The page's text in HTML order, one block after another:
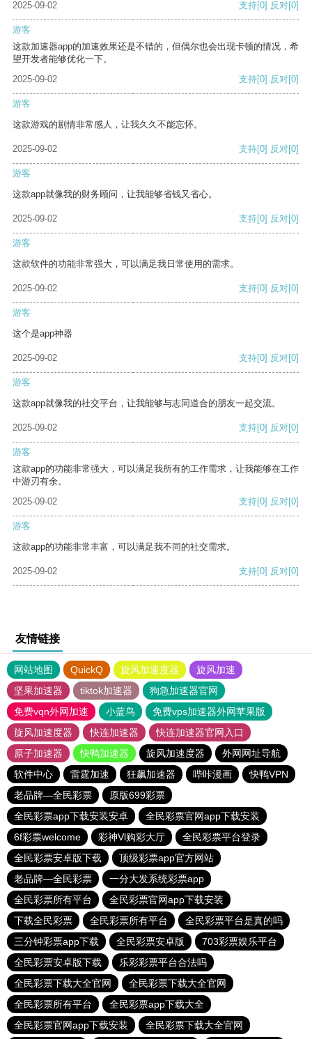
2025-09-02 支持[0] 反对[0]
游客
这款加速器app的加速效果还是不错的，但偶尔也会出现卡顿的情况，希
望开发者能够优化一下。
2025-09-02
支持[0] 反对[0]
游客
这款游戏的剧情非常感人，让我久久不能忘怀。
2025-09-02 支持[0] 反对[0]
游客
这款app就像我的财务顾问，让我能够省钱又省心。
2025-09-02 支持[0] 反对[0]
游客
这款软件的功能非常强大，可以满足我日常使用的需求。
2025-09-02 支持[0] 反对[0]
游客
这个是app神器
2025-09-02 支持[0] 反对[0]
游客
这款app就像我的社交平台，让我能够与志同道合的朋友一起交流。
2025-09-02 支持[0] 反对[0]
游客
这款app的功能非常强大，可以满足我所有的工作需求，让我能够在工作
中游刃有余。
2025-09-02
支持[0] 反对[0]
游客
这款app的功能非常丰富，可以满足我不同的社交需求。
2025-09-02 支持[0] 反对[0]
友情链接
网站地图 QuickQ 旋风加速度器
旋风加速
坚果加速器
tiktok加速器
狗急加速器官网
免费vqn外网加速
小蓝鸟
免费vps加速器外网苹果版
旋风加速度器
快连加速器
快连加速器官网入口
原子加速器
快鸭加速器 旋风加速度器
外网网址导航
软件中心
雷霆加速 狂飙加速器 哔咔漫画
快鸭VPN
老品牌—全民彩票
原版699彩票
全民彩票app下载安装安卓
全民彩票官网app下载安装
6f彩票welcome
彩神Vl购彩大厅
全民彩票平台登录
全民彩票安卓版下载
顶级彩票app官方网站
老品牌—全民彩票
一分大发系统彩票app
全民彩票所有平台
全民彩票官网app下载安装
下载全民彩票
全民彩票所有平台
全民彩票平台是真的吗
三分钟彩票app下载
全民彩票安卓版
703彩票娱乐平台
全民彩票安卓版下载
乐彩彩票平台合法吗
全民彩票下载大全官网
全民彩票下载大全官网
全民彩票所有平台
全民彩票app下载大全
全民彩票官网app下载安装
全民彩票下载大全官网